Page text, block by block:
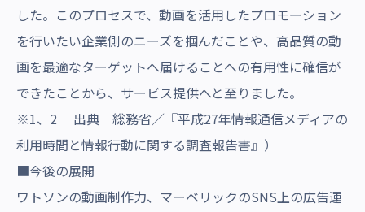
した。このプロセスで、動画を活用したプロモーション
を行いたい企業側のニーズを掴んだことや、高品質の動
画を最適なターゲットへ届けることへの有用性に確信が
できたことから、サービス提供へと至りました。
※1、2 出典 総務省／『平成27年情報通信メディアの
利用時間と情報行動に関する調査報告書』）
■今後の展開
ワトソンの動画制作力、マーベリックのSNS上の広告運